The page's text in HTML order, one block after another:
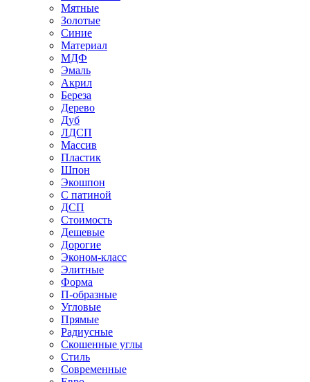
Мятные
Золотые
Синие
Материал
МДФ
Эмаль
Акрил
Береза
Дерево
Дуб
ЛДСП
Массив
Пластик
Шпон
Экошпон
С патиной
ДСП
Стоимость
Дешевые
Дорогие
Эконом-класс
Элитные
Форма
П-образные
Угловые
Прямые
Радиусные
Скошенные углы
Стиль
Современные